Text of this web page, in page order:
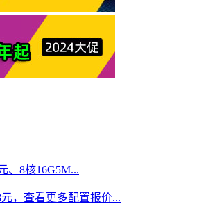
、8核16G5M...
，查看更多配置报价...